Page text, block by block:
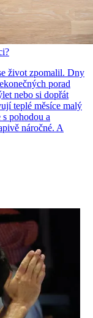
život zpomalil. Dny
porad
nebo si dopřát
teplé měsíce malý
s pohodou a
náročné. A